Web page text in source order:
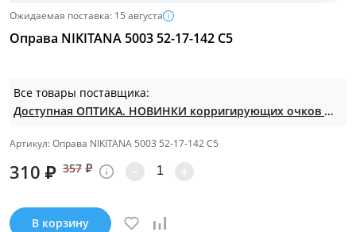
Ожидаемая поставка: 15 августа
Оправа NIKITANA 5003 52-17-142 С5
Все товары поставщика:
Доступная ОПТИКА. НОВИНКИ корригирующих очков по СУПЕР ценам. Таких нет на МП.
Артикул: Оправа NIKITANA 5003 52-17-142 С5
310 ₽ 357 ₽
В корзину